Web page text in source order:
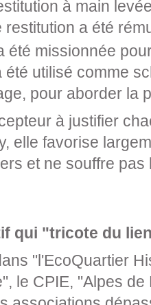
à main
restitution a été
été missionnée
été utilisé comme
pour aborder la
à justifier
elle favorise
et ne souffre
qui "tricote du
"l'EcoQuartier
le CPIE, "Alpes